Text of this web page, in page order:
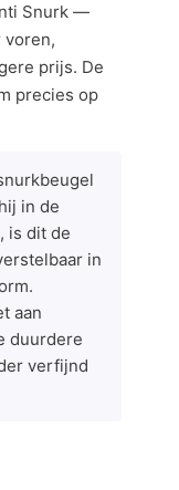
Snurk —
voren,
prijs. De
precies op
in de
is dit de
in
aan
duurdere
verfijnd